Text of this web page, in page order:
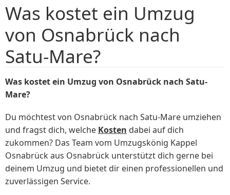
Was kostet ein Umzug
von Osnabrück nach
Satu-Mare?
Was kostet ein Umzug von Osnabrück nach Satu-
Mare?
Du möchtest von Osnabrück nach Satu-Mare umziehen
und fragst dich, welche Kosten dabei auf dich
zukommen? Das Team vom Umzugskönig Kappel
Osnabrück aus Osnabrück unterstützt dich gerne bei
deinem Umzug und bietet dir einen professionellen und
zuverlässigen Service.